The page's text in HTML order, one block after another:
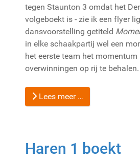
tegen Staunton 3 omdat het
volgeboekt is - zie ik een flyer
dansvoorstelling getiteld
in elke schaakpartij wel een
het eerste team het momentum
overwinningen op rij te behalen.
Lees meer …
Haren 1 boekt